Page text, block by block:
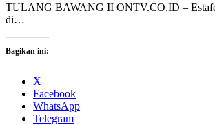
TULANG BAWANG II ONTV.CO.ID –
di…
Bagikan ini:
X
Facebook
WhatsApp
Telegram